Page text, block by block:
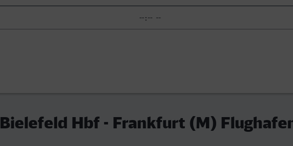
Bielefeld Hbf - Frankfurt (M)